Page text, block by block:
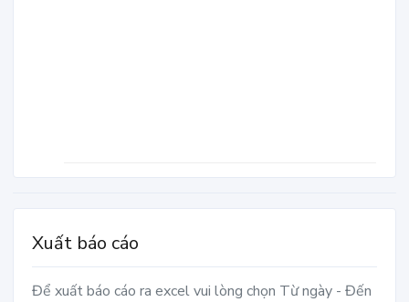
Xuất báo cáo
Để xuất báo cáo ra excel vui lòng chọn Từ ngày - Đến